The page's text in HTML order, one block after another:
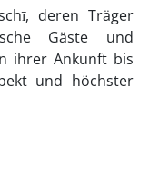
deren Träger
Gäste und
ihrer Ankunft bis
und höchster